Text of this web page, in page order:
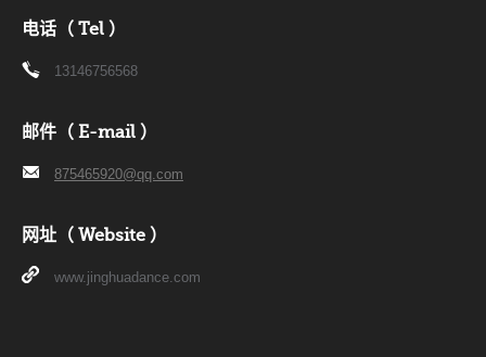
电话（ Tel ）
13146756568
邮件（ E-mail ）
875465920@qq.com
网址（ Website ）
www.jinghuadance.com